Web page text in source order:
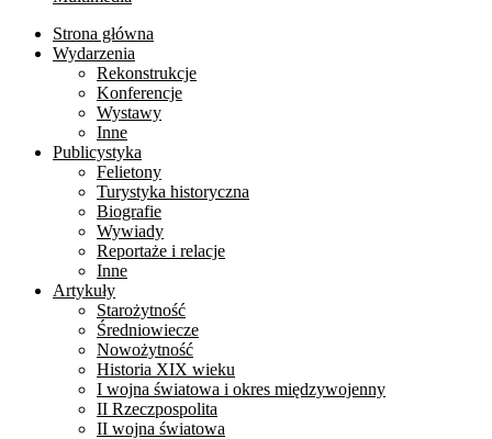
Strona główna
Wydarzenia
Rekonstrukcje
Konferencje
Wystawy
Inne
Publicystyka
Felietony
Turystyka historyczna
Biografie
Wywiady
Reportaże i relacje
Inne
Artykuły
Starożytność
Średniowiecze
Nowożytność
Historia XIX wieku
I wojna światowa i okres międzywojenny
II Rzeczpospolita
II wojna światowa